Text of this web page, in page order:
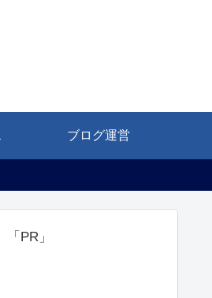
ブログ運営
「PR」